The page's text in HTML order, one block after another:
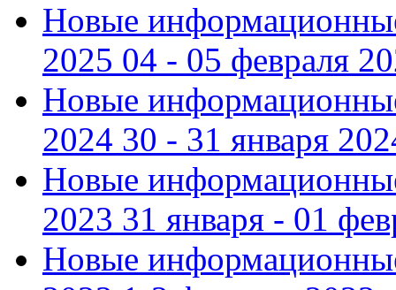
Новые
2025 04 - 05 февраля
Новые
2024 30 - 31 января
Новые
2023 31 января - 01
Новые